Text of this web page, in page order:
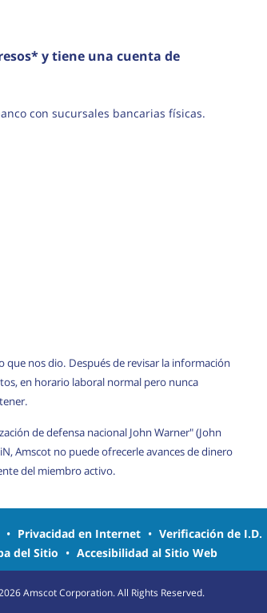
y tiene una cuenta de
con sucursales bancarias físicas.
nos dio. Después de revisar la información
en horario laboral normal pero nunca
de defensa nacional John Warner" (John
Amscot no puede ofrecerle avances de dinero
del miembro activo.
• Privacidad en Internet • Verificación de I.D.
del Sitio • Accesibilidad al Sitio Web
Amscot Corporation. All Rights Reserved.